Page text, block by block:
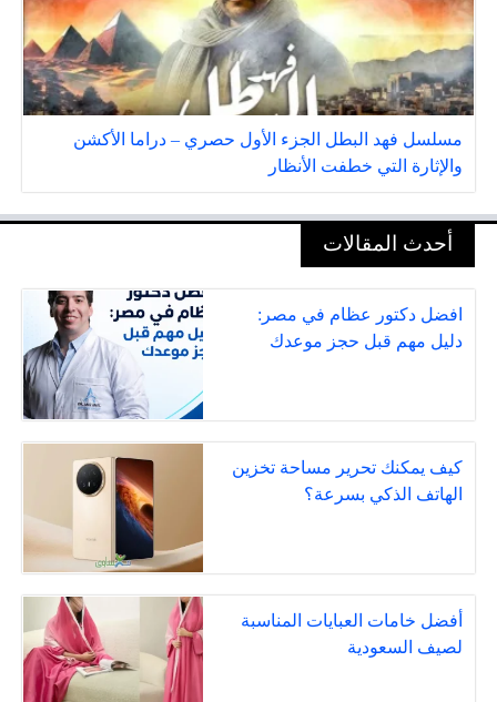
مسلسل فهد البطل الجزء الأول حصري – دراما الأكشن
والإثارة التي خطفت الأنظار
أحدث المقالات
افضل دكتور عظام في مصر:
دليل مهم قبل حجز موعدك
كيف يمكنك تحرير مساحة تخزين
الهاتف الذكي بسرعة؟
أفضل خامات العبايات المناسبة
لصيف السعودية